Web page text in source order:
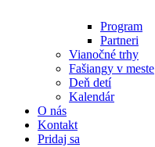
Program
Partneri
Vianočné trhy
Fašiangy v meste
Deň detí
Kalendár
O nás
Kontakt
Pridaj sa